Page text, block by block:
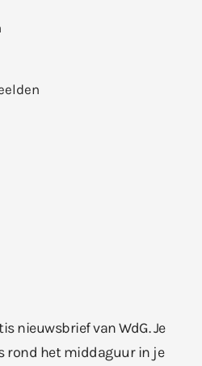
nieuwsbrief van WdG. Je
rond het middaguur in je